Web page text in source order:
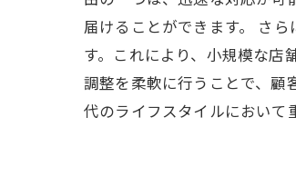
届けることができます。 さ
す。これにより、小規模な店
調整を柔軟に行うことで、顧
代のライフスタイルにおいて